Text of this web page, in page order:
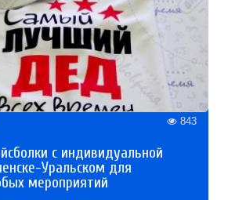
843
с индивидуальной
Уральском для
мероприятий